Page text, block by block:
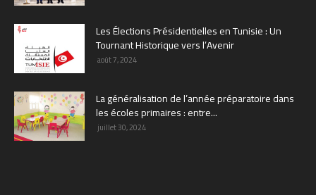
Les Élections Présidentielles en Tunisie : Un
Tournant Historique vers l’Avenir
août 7, 2024
La généralisation de l’année préparatoire dans
les écoles primaires : entre...
juillet 30, 2024